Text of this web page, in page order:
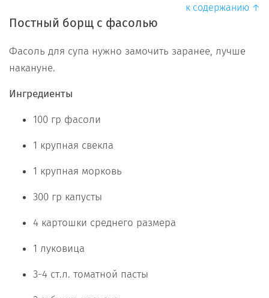
к содержанию ↑
Постный борщ с фасолью
Фасоль для супа нужно замочить заранее, лучше
накануне.
Ингредиенты
100 гр фасоли
1 крупная свекла
1 крупная морковь
300 гр капусты
4 картошки среднего размера
1 луковица
3-4 ст.л. томатной пасты